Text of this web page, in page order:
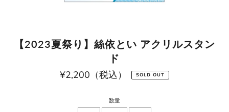
【2023夏祭り】絲依とい アクリルスタン
ド
通
常
¥2,200（税込） SOLD OUT
数量